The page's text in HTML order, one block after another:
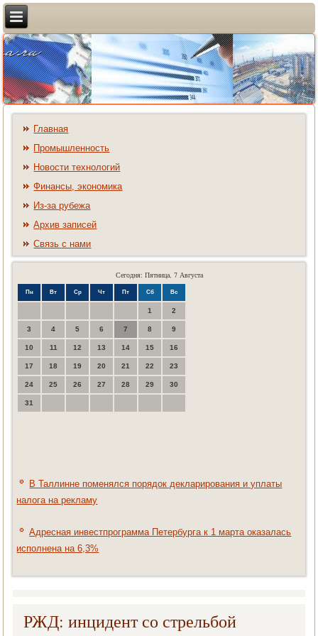
Главная
Промышленность
Новости технологий
Финансы, экономика
Из-за рубежа
Архив записей
Связь с нами
Сегодня: Пятница, 7 Августа
Пн Вт Ср Чт Пт Сб Вс
1 2
3 4 5 6 7 8 9
10 11 12 13 14 15 16
17 18 19 20 21 22 23
24 25 26 27 28 29 30
31
В Таллинне поменялся порядок декларирования и уплаты
налога на рекламу
Адресная инвестпрограмма Петербурга к 1 марта оказалась
исполнена на 6,3%
РЖД: инцидент со стрельбой